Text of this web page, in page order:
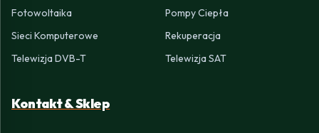
Fotowoltaika
Pompy Ciepła
Sieci Komputerowe
Rekuperacja
Telewizja DVB-T
Telewizja SAT
Kontakt & Sklep